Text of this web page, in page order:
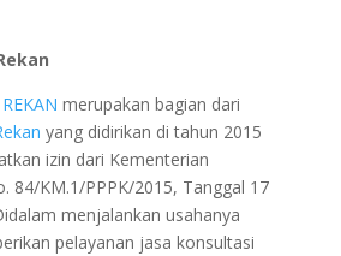
merupakan bagian dari
yang didirikan di tahun 2015
izin dari Kementerian
84/KM.1/PPPK/2015, Tanggal 17
menjalankan usahanya
pelayanan jasa konsultasi